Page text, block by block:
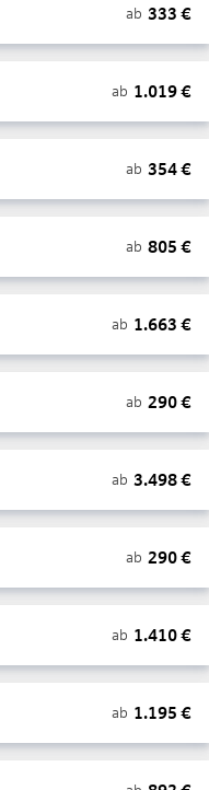
ab 333 €
ab 1.019€
ab 354€
ab 805 €
ab 1.663 €
ab 290€
ab 3.498€
ab 290€
ab 1.410€
ab 1.195 €